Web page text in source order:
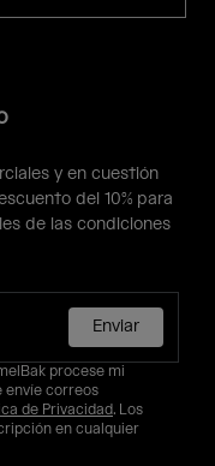
y en cuestión
del 10% para
de las condiciones
Enviar
procese mi
envíe correos
de Privacidad. Los
en cualquier